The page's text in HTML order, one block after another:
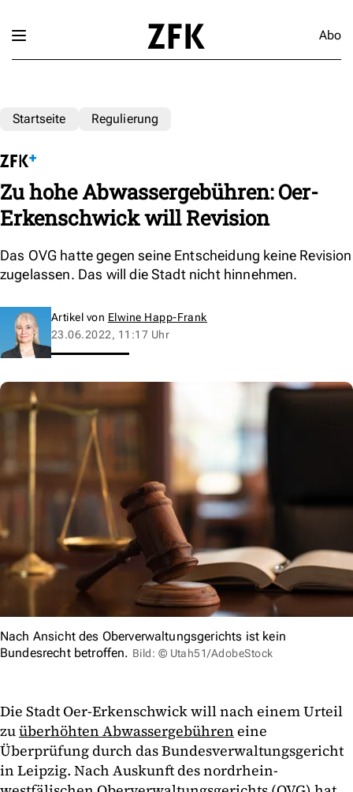
Abo
Startseite Regulierung
Zu hohe Abwassergebühren: Oer-
Erkenschwick will Revision
Das OVG hatte gegen seine Entscheidung keine Revision
zugelassen. Das will die Stadt nicht hinnehmen.
Artikel von Elwine Happ-Frank
23.06.2022, 11:17 Uhr
Nach Ansicht des Oberverwaltungsgerichts ist kein
Bundesrecht betroffen. Bild: © Utah51/AdobeStock
Die Stadt Oer-Erkenschwick will nach einem Urteil
zuüberhöhten Abwassergebühren eine
Überprüfung durch das Bundesverwaltungsgericht
in Leipzig. Nach Auskunft des nordrhein-